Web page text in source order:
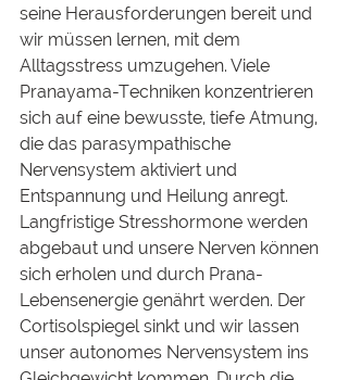
seine Herausforderungen bereit und
wir müssen lernen, mit dem
Alltagsstress umzugehen. Viele
Pranayama-Techniken konzentrieren
sich auf eine bewusste, tiefe Atmung,
die das parasympathische
Nervensystem aktiviert und
Entspannung und Heilung anregt.
Langfristige Stresshormone werden
abgebaut und unsere Nerven können
sich erholen und durch Prana-
Lebensenergie genährt werden. Der
Cortisolspiegel sinkt und wir lassen
unser autonomes Nervensystem ins